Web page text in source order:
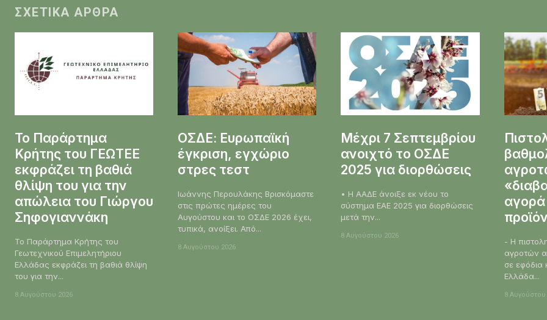
ΣΧΕΤΙΚΆ ΆΡΘΡΑ
Το Παράρτημα
Κρήτης του ΓΕΩΤΕΕ
εκφράζει τη βαθιά
θλίψη του για την
απώλεια του Γιώργου
Σηφογιαννάκη
Το Παράρτημα Κρήτης του
Γεωτεχνικού Επιμελητήριου
Ελλάδας εκφράζει τη βαθιά θλίψη
του για την...
8 Αυγούστου 2026
ΟΣΔΕ: Ευρωπαϊκή
έγκριση, εγχώριο
στρες τεστ
Ιωάννης Περουλάκης Βρισκόμαστε
στις πρώτες ημέρες του
Αυγούστου και το ΟΣΔΕ 2026 έχει,
τυπικά, ανοίξει. Από...
8 Αυγούστου 2026
Μέχρι 7 Σεπτεμβρίου
ανοιχτό το ΟΣΔΕ
2025 για διορθώσεις
• Η ΑΑΔΕ άνοιξε εκ νέου το
σύστημα ΕΑΕ 2025 για διορθώσεις
μετά την...
8 Αυγούστου 2026
αγορά
- Η
αγροτών
σε εφόδια
Ελλάδα...
8 Αυγούστου